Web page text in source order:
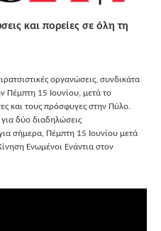
και πορείες σε όλη τη
οργανώσεις, συνδικάτα
Πέμπτη 15 Ιουνίου, μετά το
και τους πρόσφυγες στην Πύλο.
δύο διαδηλώσεις
σήμερα, Πέμπτη 15 Ιουνίου μετά
Ενωμένοι Ενάντια στον